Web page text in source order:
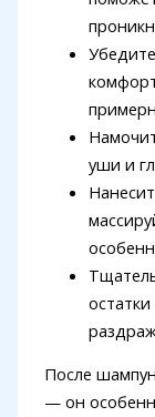
уши и
После
— он